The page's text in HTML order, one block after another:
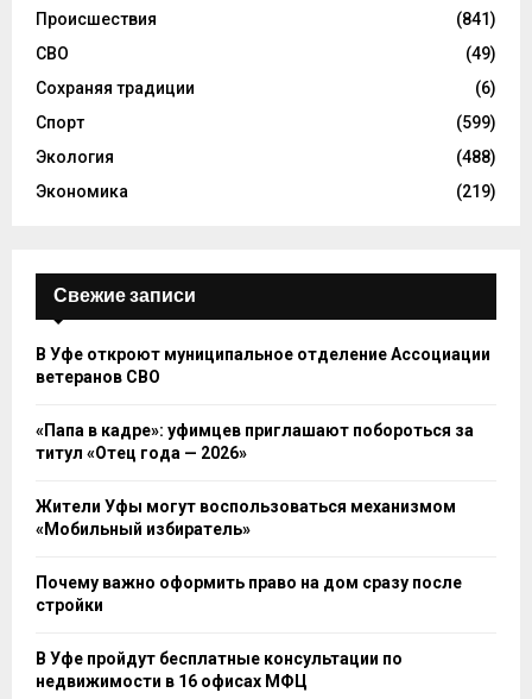
Происшествия
(841)
СВО
(49)
Сохраняя традиции
(6)
Спорт
(599)
Экология
(488)
Экономика
(219)
Свежие записи
В Уфе откроют муниципальное отделение Ассоциации
ветеранов СВО
«Папа в кадре»: уфимцев приглашают побороться за
титул «Отец года — 2026»
Жители Уфы могут воспользоваться механизмом
«Мобильный избиратель»
Почему важно оформить право на дом сразу после
стройки
В Уфе пройдут бесплатные консультации по
недвижимости в 16 офисах МФЦ